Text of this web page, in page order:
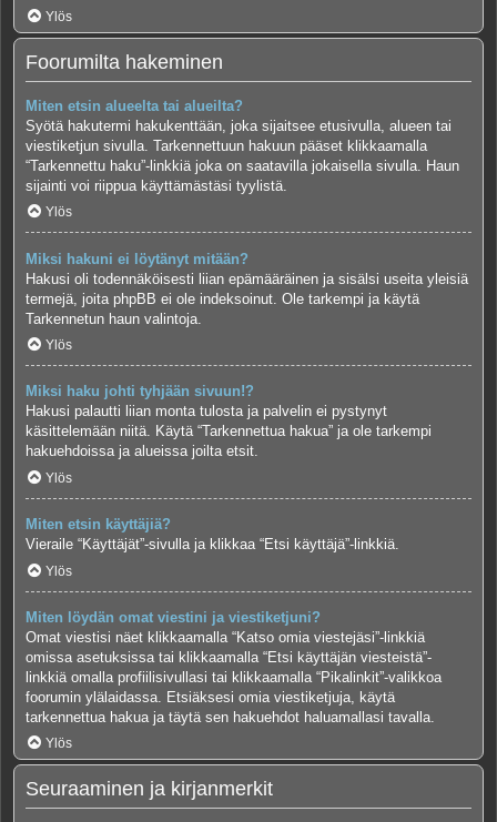
Ylös
Foorumilta hakeminen
Miten etsin alueelta tai alueilta?
Syötä hakutermi hakukenttään, joka sijaitsee etusivulla, alueen tai
viestiketjun sivulla. Tarkennettuun hakuun pääset klikkaamalla
“Tarkennettu haku”-linkkiä joka on saatavilla jokaisella sivulla. Haun
sijainti voi riippua käyttämästäsi tyylistä.
Ylös
Miksi hakuni ei löytänyt mitään?
Hakusi oli todennäköisesti liian epämääräinen ja sisälsi useita yleisiä
termejä, joita phpBB ei ole indeksoinut. Ole tarkempi ja käytä
Tarkennetun haun valintoja.
Ylös
Miksi haku johti tyhjään sivuun!?
Hakusi palautti liian monta tulosta ja palvelin ei pystynyt
käsittelemään niitä. Käytä “Tarkennettua hakua” ja ole tarkempi
hakuehdoissa ja alueissa joilta etsit.
Ylös
Miten etsin käyttäjiä?
Vieraile “Käyttäjät”-sivulla ja klikkaa “Etsi käyttäjä”-linkkiä.
Ylös
Miten löydän omat viestini ja viestiketjuni?
Omat viestisi näet klikkaamalla “Katso omia viestejäsi”-linkkiä
omissa asetuksissa tai klikkaamalla “Etsi käyttäjän viesteistä”-
linkkiä omalla profiilisivullasi tai klikkaamalla “Pikalinkit”-valikkoa
foorumin ylälaidassa. Etsiäksesi omia viestiketjuja, käytä
tarkennettua hakua ja täytä sen hakuehdot haluamallasi tavalla.
Ylös
Seuraaminen ja kirjanmerkit